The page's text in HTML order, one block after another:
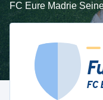
FC Eure Madrie
FC